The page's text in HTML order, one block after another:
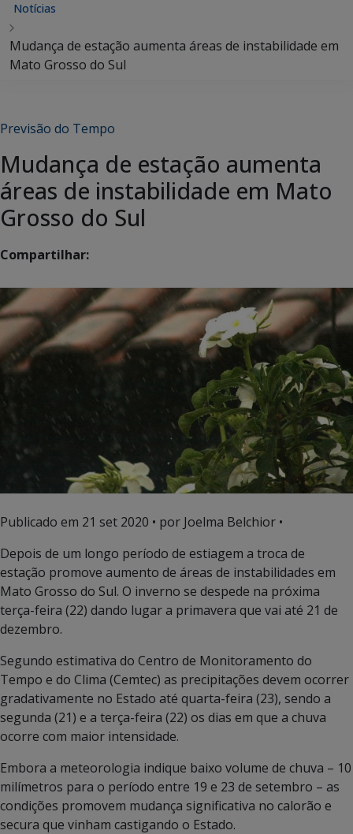
Notícias
Mudança de estação aumenta áreas de instabilidade em
Mato Grosso do Sul
Previsão do Tempo
Mudança de estação aumenta
áreas de instabilidade em Mato
Grosso do Sul
Compartilhar:
Publicado em 21 set 2020 • por Joelma Belchior •
Depois de um longo período de estiagem a troca de
estação promove aumento de áreas de instabilidades em
Mato Grosso do Sul. O inverno se despede na próxima
terça-feira (22) dando lugar a primavera que vai até 21 de
dezembro.
Segundo estimativa do Centro de Monitoramento do
Tempo e do Clima (Cemtec) as precipitações devem ocorrer
gradativamente no Estado até quarta-feira (23), sendo a
segunda (21) e a terça-feira (22) os dias em que a chuva
ocorre com maior intensidade.
Embora a meteorologia indique baixo volume de chuva – 10
milímetros para o período entre 19 e 23 de setembro – as
condições promovem mudança significativa no calorão e
secura que vinham castigando o Estado.